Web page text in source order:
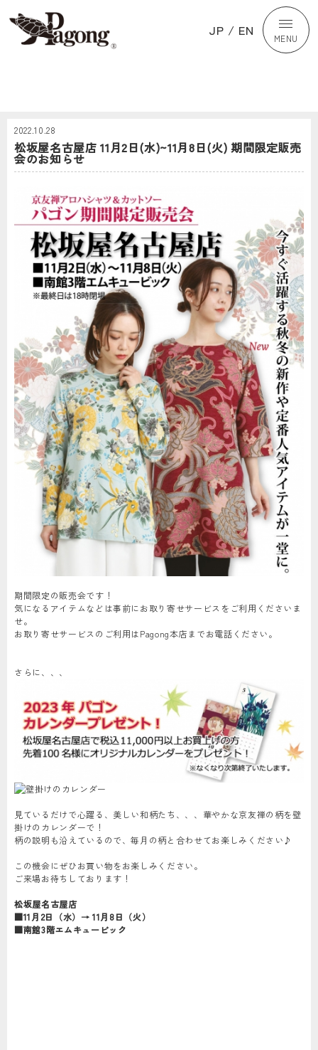
JP / EN MENU
2022.10.28
松坂屋名古屋店 11月2日(水)~11月8日(火) 期間限定販売
会のお知らせ
期間限定の販売会です！
気になるアイテムなどは事前にお取り寄せサービスをご利用くださいま
せ。
お取り寄せサービスのご利用はPagong本店までお電話ください。
さらに、、、
見ているだけで心躍る、美しい和柄たち、、、華やかな京友禅の柄を壁
掛けのカレンダーで！
柄の説明も沿えているので、毎月の柄と合わせてお楽しみください♪
この機会にぜひお買い物をお楽しみください。
ご来場お待ちしております！
松坂屋名古屋店
■11月2日（水）→ 11月8日（火）
■南館3階エムキュービック